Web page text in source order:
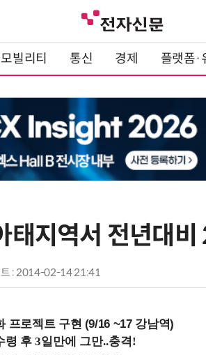
모빌리티 통신 경제 플랫폼·
태지역서 전년대
트 : 2014-02-14 21:41
프로젝트 구현 (9/16 ~17 강남역)